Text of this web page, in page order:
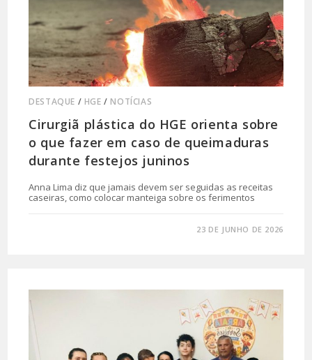
DESTAQUE / HGE /NOTÍCIAS
Cirurgiã plástica do HGE orienta sobre
o que fazer em caso de queimaduras
durante festejos juninos
Anna Lima diz que jamais devem ser seguidas as receitas
caseiras, como colocar manteiga sobre os ferimentos
23 DE JUNHO DE 2026